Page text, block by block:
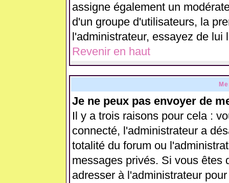
assigne également un
d'un groupe d'utilisateurs, la
l'administrateur, essayez de lui
Revenir en haut
Je ne peux pas envoyer de
Il y a trois raisons pour cela :
connecté, l'administrateur a
totalité du forum ou
messages privés. Si vous êtes
adresser à l'administrateur